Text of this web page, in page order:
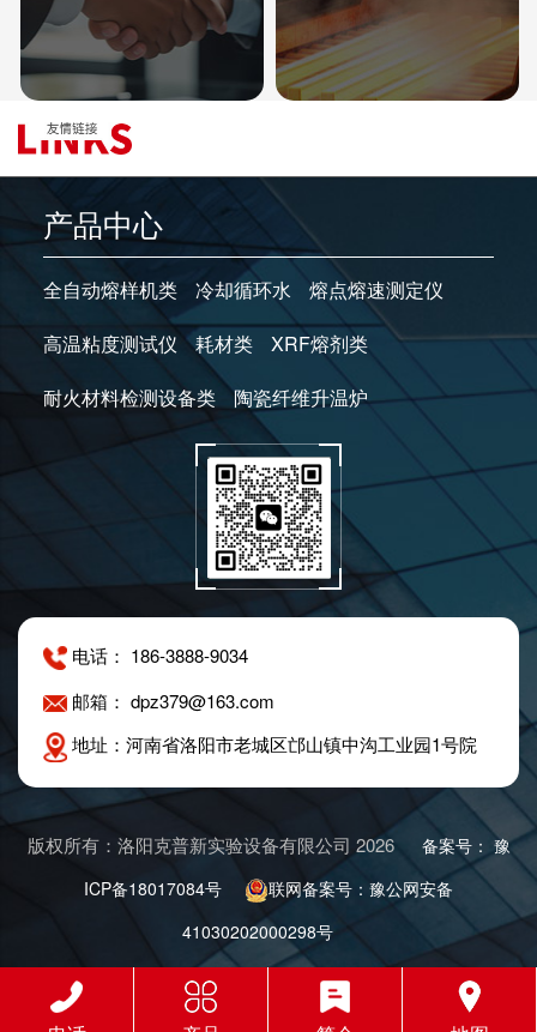
产品中心
全自动熔样机类 冷却循环水
熔点熔速测定仪
高温粘度测试仪
耗材类
XRF熔剂类
耐火材料检测设备类
陶瓷纤维升温炉
电话： 186-3888-9034
邮箱： dpz379@163.com
地址：河南省洛阳市老城区邙山镇中沟工业园1号院
版权所有：洛阳克普新实验设备有限公司 2026 备案号： 豫
ICP备18017084号
联网备案号：豫公网安备
41030202000298号